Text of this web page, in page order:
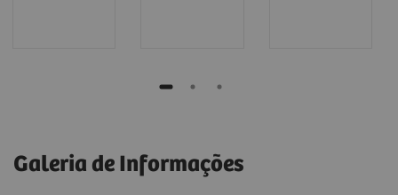
Galeria de Informações